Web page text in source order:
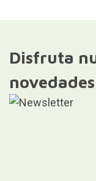
Disfruta
novedades